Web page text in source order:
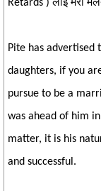
Retards ) लाइ मेरो
Pite has
daughters, if you
pursue to be a
was ahead of him
matter, it is his
and successful.